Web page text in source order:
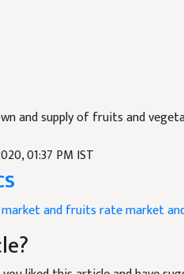
and supply of fruits and
01:37 PM IST
market and fruits ratemarket